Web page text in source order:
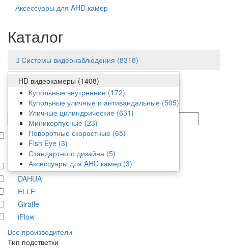
Аксессуары для AHD камер
Каталог
Системы видеонаблюдения (8318)
HD видеокамеры (1408)
Купольные внутренние (172)
Купольные уличные и антивандальные (505)
Уличные цилиндрические (631)
Миникорпусные (23)
Поворотные скоростные (65)
Fish Eye (3)
Стандартного дизайна (5)
Аксессуары для AHD камер (3)
Фильтр
Цена
от/до
В наличии
Производитель
Amatek
DAHUA
ELLE
Giraffe
iFlow
Все производители
Тип подстветки